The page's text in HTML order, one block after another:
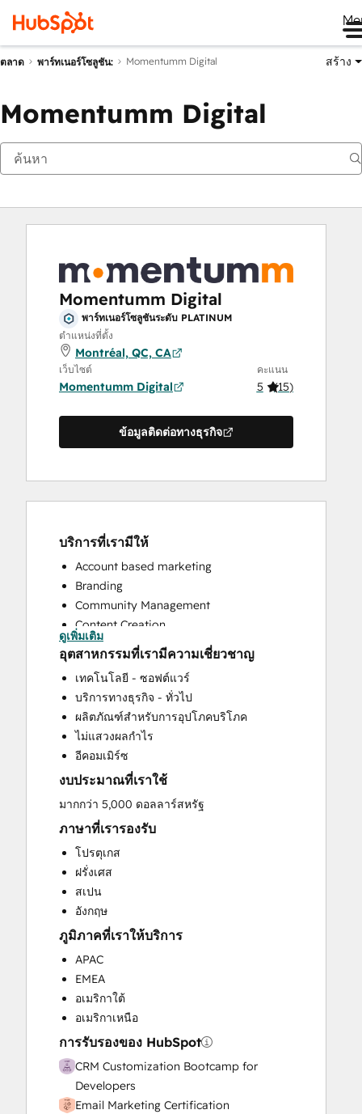
ตลาด พาร์ทเนอร์โซลูชัน: Momentumm Digital สร้าง
Momentumm Digital
Momentumm Digital
พาร์ทเนอร์โซลูชันระดับ PLATINUM
ตำแหน่งที่ตั้ง
Montréal, QC, CA
เว็บไซต์
Momentumm Digital
คะแนน
5 (15)
ข้อมูลติดต่อทางธุรกิจ
บริการที่เรามีให้
Account based marketing
Branding
Community Management
Content Creation
Conversational Marketing
CRM Implementation
CRM Migration
Custom API Integrations
Customer Marketing
Customer Success Training
Customer Support Training
Customer Survey and Analysis
Email Marketing
Full Inbound Marketing Services
Help Desk Implementation
HubSpot Onboarding
Knowledge Base Development
Paid Advertising
Programmable Automation
Sales and Marketing Alignment
Sales Coaching and Training
Sales Enablement
Search Engine Optimization
Social Media
Video Production
Website Design
Website Development
Website Migration
ดูเพิ่มเติม
อุตสาหกรรมที่เรามีความเชี่ยวชาญ
เทคโนโลยี - ซอฟต์แวร์
บริการทางธุรกิจ - ทั่วไป
ผลิตภัณฑ์สำหรับการอุปโภคบริโภค
ไม่แสวงผลกำไร
อีคอมเมิร์ซ
งบประมาณที่เราใช้
มากกว่า 5,000 ดอลลาร์สหรัฐ
ภาษาที่เรารองรับ
โปรตุเกส
ฝรั่งเศส
สเปน
อังกฤษ
ภูมิภาคที่เราให้บริการ
APAC
EMEA
อเมริกาใต้
อเมริกาเหนือ
การรับรองของ HubSpot
CRM Customization Bootcamp for
Developers
Email Marketing Certification